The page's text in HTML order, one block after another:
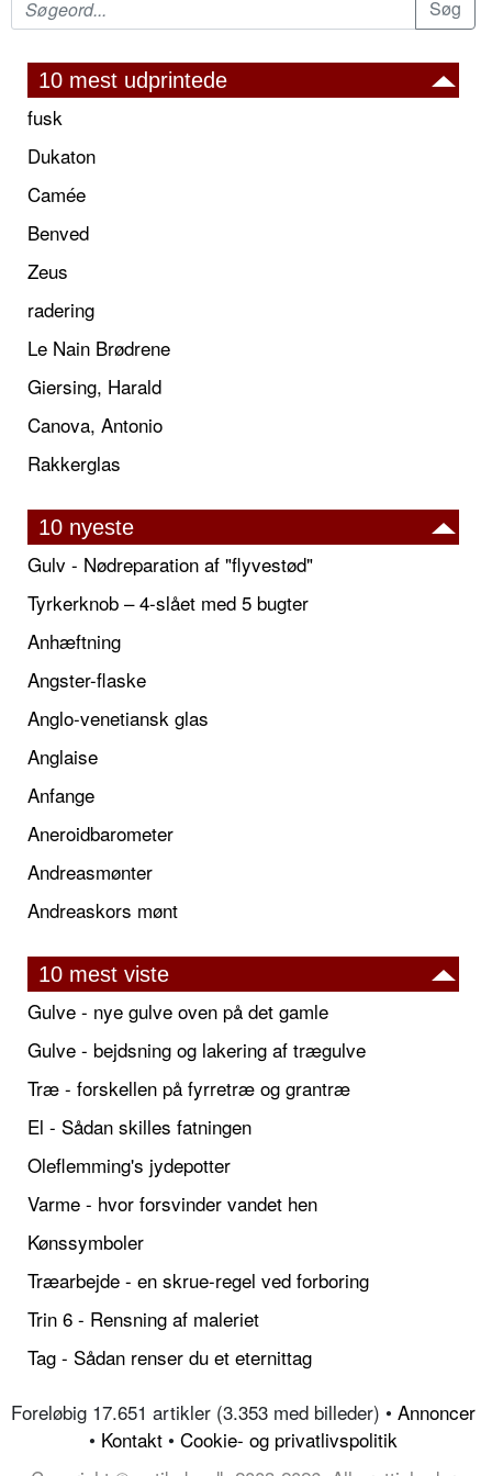
10 mest udprintede
fusk
Dukaton
Camée
Benved
Zeus
radering
Le Nain Brødrene
Giersing, Harald
Canova, Antonio
Rakkerglas
10 nyeste
Gulv - Nødreparation af "flyvestød"
Tyrkerknob – 4-slået med 5 bugter
Anhæftning
Angster-flaske
Anglo-venetiansk glas
Anglaise
Anfange
Aneroidbarometer
Andreasmønter
Andreaskors mønt
10 mest viste
Gulve - nye gulve oven på det gamle
Gulve - bejdsning og lakering af trægulve
Træ - forskellen på fyrretræ og grantræ
El - Sådan skilles fatningen
Oleflemming's jydepotter
Varme - hvor forsvinder vandet hen
Kønssymboler
Træarbejde - en skrue-regel ved forboring
Trin 6 - Rensning af maleriet
Tag - Sådan renser du et eternittag
Foreløbig 17.651 artikler (3.353 med billeder) • Annoncer
• Kontakt • Cookie- og privatlivspolitik